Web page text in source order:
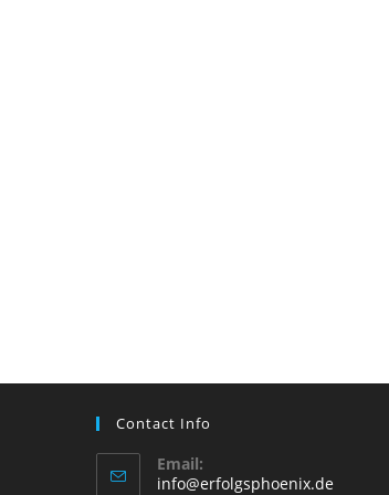
Contact Info
Email:
info@erfolgsphoenix.de